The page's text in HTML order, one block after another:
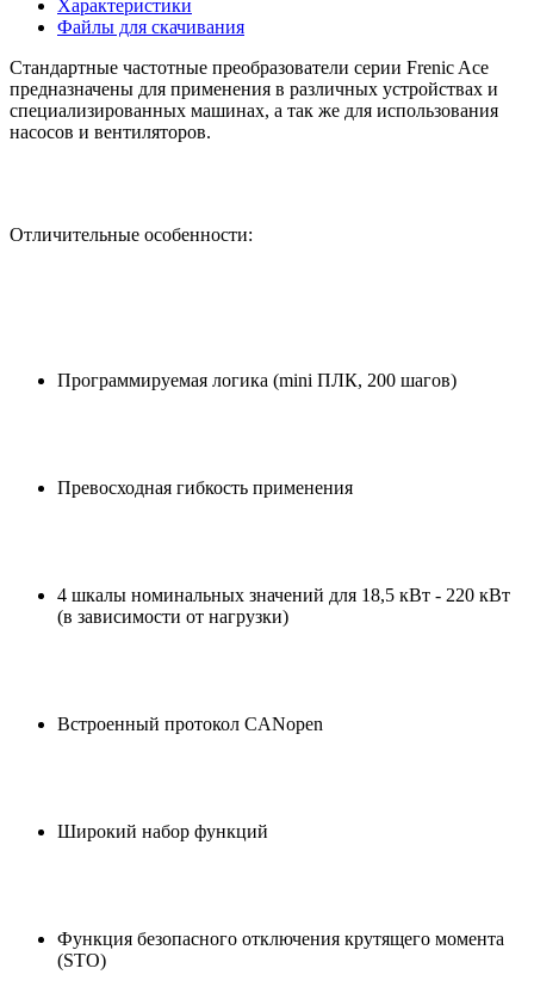
Характеристики
Файлы для скачивания
Стандартные частотные преобразователи серии Frenic Ace
предназначены для применения в различных устройствах и
специализированных машинах, а так же для использования
насосов и вентиляторов.
Отличительные особенности:
Программируемая логика (mini ПЛК, 200 шагов)
Превосходная гибкость применения
4 шкалы номинальных значений для 18,5 кВт - 220 кВт
(в зависимости от нагрузки)
Встроенный протокол CANopen
Широкий набор функций
Функция безопасного отключения крутящего момента
(STO)